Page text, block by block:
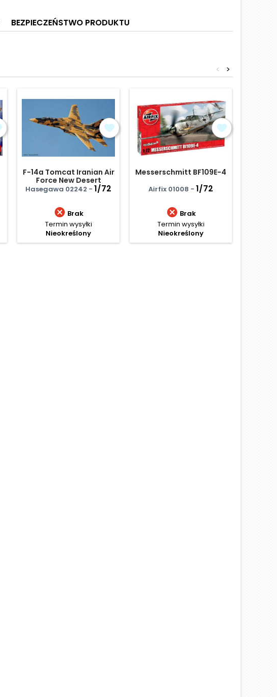
BEZPIECZEŃSTWO PRODUKTU
>
<
F-14a Tomcat Iranian Air
Force New Desert
Scheme
Hasegawa 02242 - 1/72
 Brak
Termin wysyłki
Nieokreślony
Messerschmitt BF109E-4
Airfix 01008 - 1/72
 Brak
Termin wysyłki
Nieokreślony